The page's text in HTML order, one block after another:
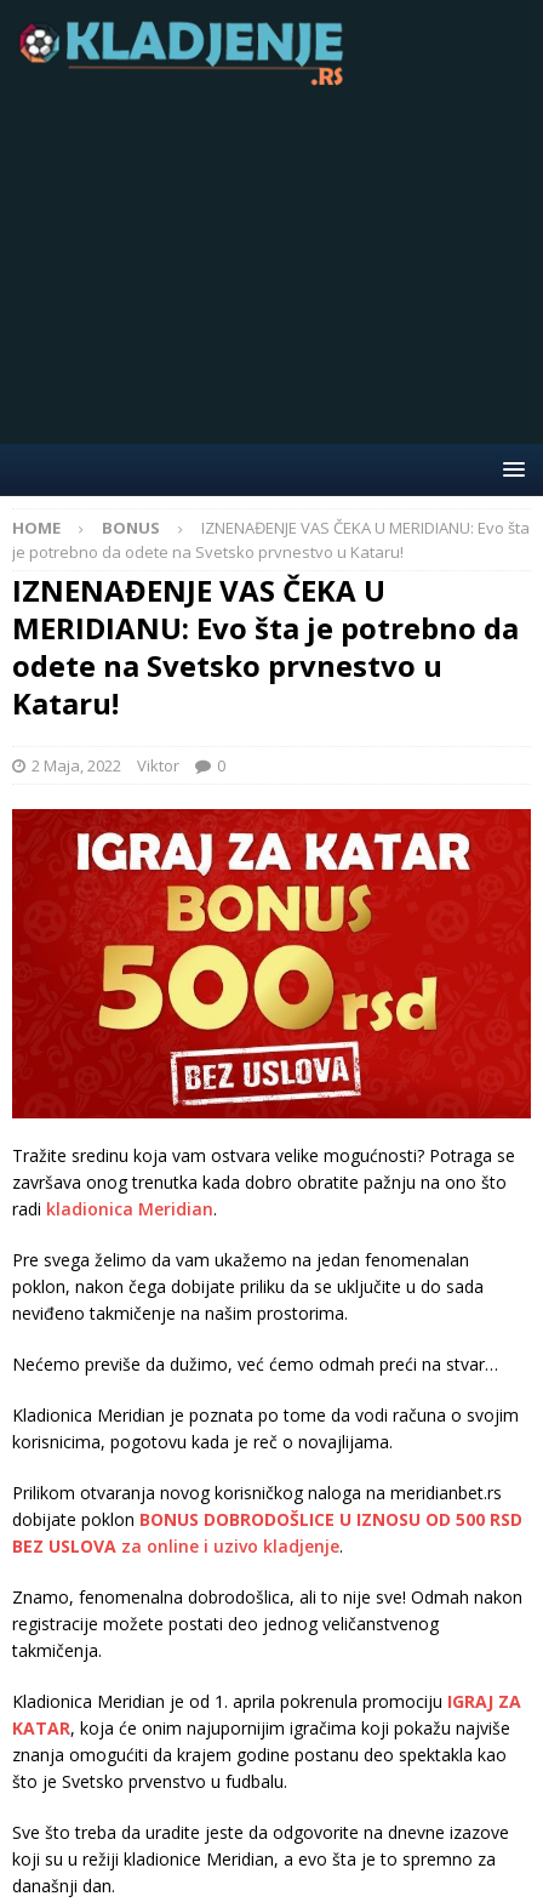
HOME BONUS
IZNENAĐENJE VAS ČEKA U MERIDIANU: Evo šta
je potrebno da odete na Svetsko prvnestvo u Kataru!
IZNENAĐENJE VAS ČEKA U
MERIDIANU: Evo šta je potrebno da
odete na Svetsko prvnestvo u
Kataru!
2 Maja, 2022 Viktor 0
Tražite sredinu koja vam ostvara velike mogućnosti? Potraga se
završava onog trenutka kada dobro obratite pažnju na ono što
radi kladionica Meridian.
Pre svega želimo da vam ukažemo na jedan fenomenalan
poklon, nakon čega dobijate priliku da se uključite u do sada
neviđeno takmičenje na našim prostorima.
Nećemo previše da dužimo, već ćemo odmah preći na stvar…
Kladionica Meridian je poznata po tome da vodi računa o svojim
korisnicima, pogotovu kada je reč o novajlijama.
Prilikom otvaranja novog korisničkog naloga na meridianbet.rs
dobijate poklon BONUS DOBRODOŠLICE U IZNOSU OD 500 RSD
BEZ USLOVA za online i uzivo kladjenje.
Znamo, fenomenalna dobrodošlica, ali to nije sve! Odmah nakon
registracije možete postati deo jednog veličanstvenog
takmičenja.
Kladionica Meridian je od 1. aprila pokrenula promociju IGRAJ ZA
KATAR, koja će onim najupornijim igračima koji pokažu najviše
znanja omogućiti da krajem godine postanu deo spektakla kao
što je Svetsko prvenstvo u fudbalu.
Sve što treba da uradite jeste da odgovorite na dnevne izazove
koji su u režiji kladionice Meridian, a evo šta je to spremno za
današnji dan.